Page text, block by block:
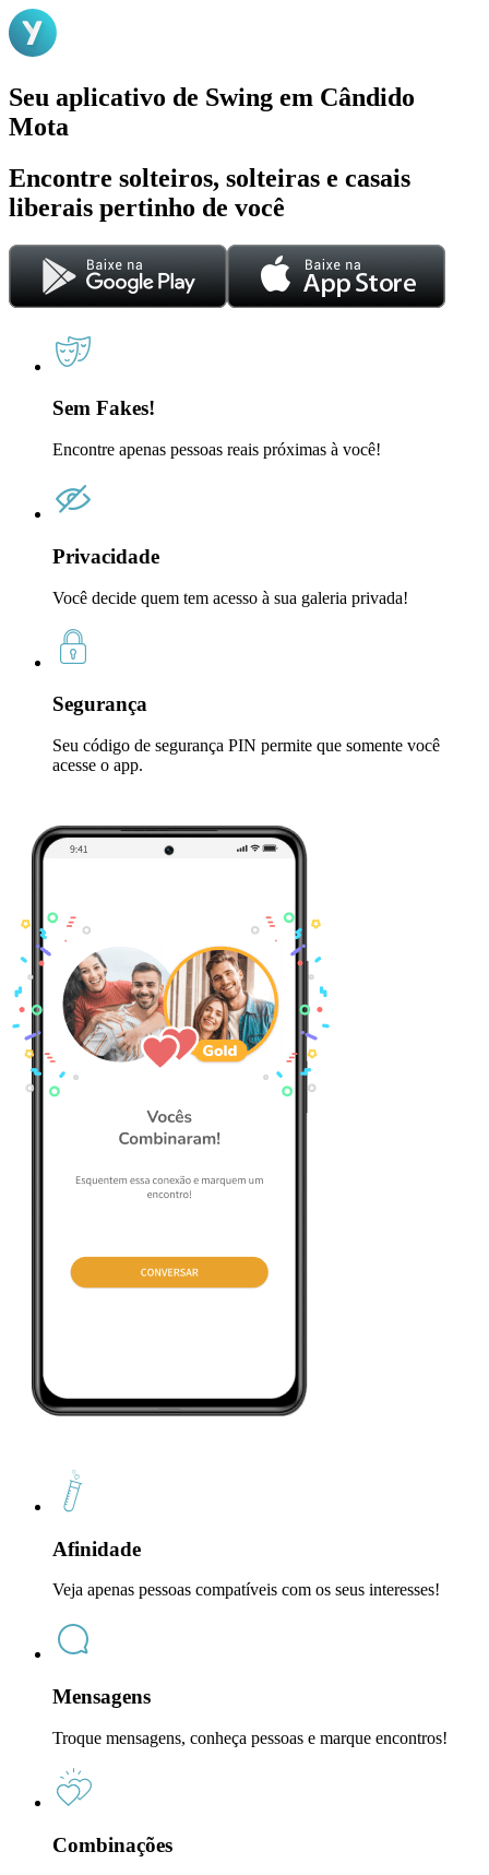
Seu aplicativo de Swing em Cândido
Mota
Encontre solteiros, solteiras e casais
liberais pertinho de você
Sem Fakes!
Encontre apenas pessoas reais próximas à você!
Privacidade
Você decide quem tem acesso à sua galeria privada!
Segurança
Seu código de segurança PIN permite que somente você
acesse o app.
Afinidade
Veja apenas pessoas compatíveis com os seus interesses!
Mensagens
Troque mensagens, conheça pessoas e marque encontros!
Combinações